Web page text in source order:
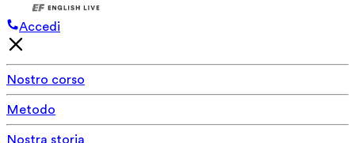
Accedi
Nostro corso
Metodo
Nostra storia